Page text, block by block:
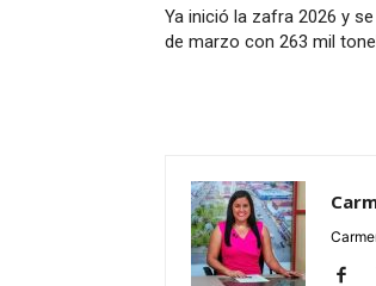
Ya inició la zafra 2026 y
de marzo con 263 mil